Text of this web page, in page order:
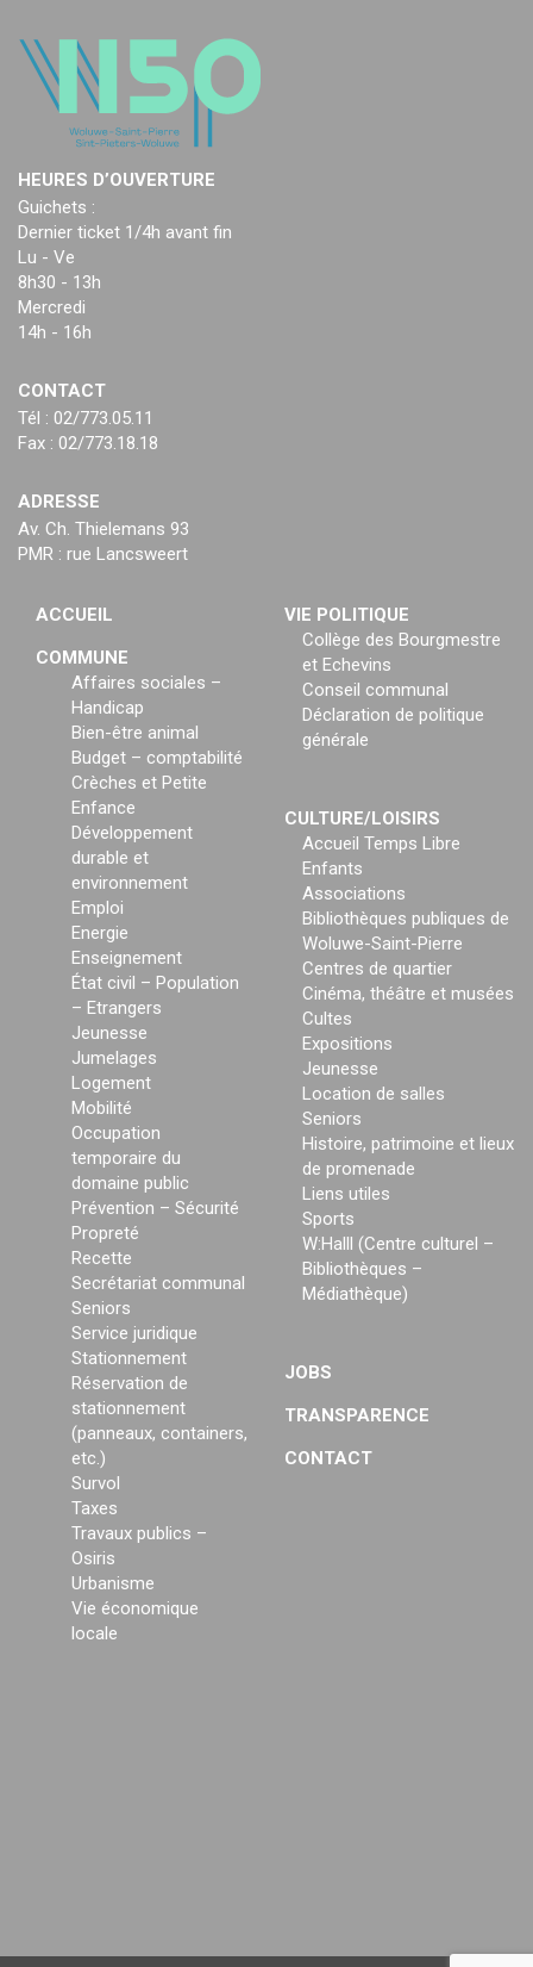
HEURES D’OUVERTURE
Guichets :
Dernier ticket 1/4h avant fin
Lu - Ve
8h30 - 13h
Mercredi
14h - 16h
CONTACT
Tél : 02/773.05.11
Fax : 02/773.18.18
ADRESSE
Av. Ch. Thielemans 93
PMR : rue Lancsweert
ACCUEIL
COMMUNE
Affaires sociales –
Handicap
Bien-être animal
Budget – comptabilité
Crèches et Petite
Enfance
Développement
durable et
environnement
Emploi
Energie
Enseignement
État civil – Population
– Etrangers
Jeunesse
Jumelages
Logement
Mobilité
Occupation
temporaire du
domaine public
Prévention – Sécurité
Propreté
Recette
Secrétariat communal
Seniors
Service juridique
Stationnement
Réservation de
stationnement
(panneaux, containers,
etc.)
Survol
Taxes
Travaux publics –
Osiris
Urbanisme
Vie économique
locale
VIE POLITIQUE
Collège des Bourgmestre
et Echevins
Conseil communal
Déclaration de politique
générale
CULTURE/LOISIRS
Accueil Temps Libre
Enfants
Associations
Bibliothèques publiques de
Woluwe-Saint-Pierre
Centres de quartier
Cinéma, théâtre et musées
Cultes
Expositions
Jeunesse
Location de salles
Seniors
Histoire, patrimoine et lieux
de promenade
Liens utiles
Sports
W:Halll (Centre culturel –
Bibliothèques –
Médiathèque)
JOBS
TRANSPARENCE
CONTACT